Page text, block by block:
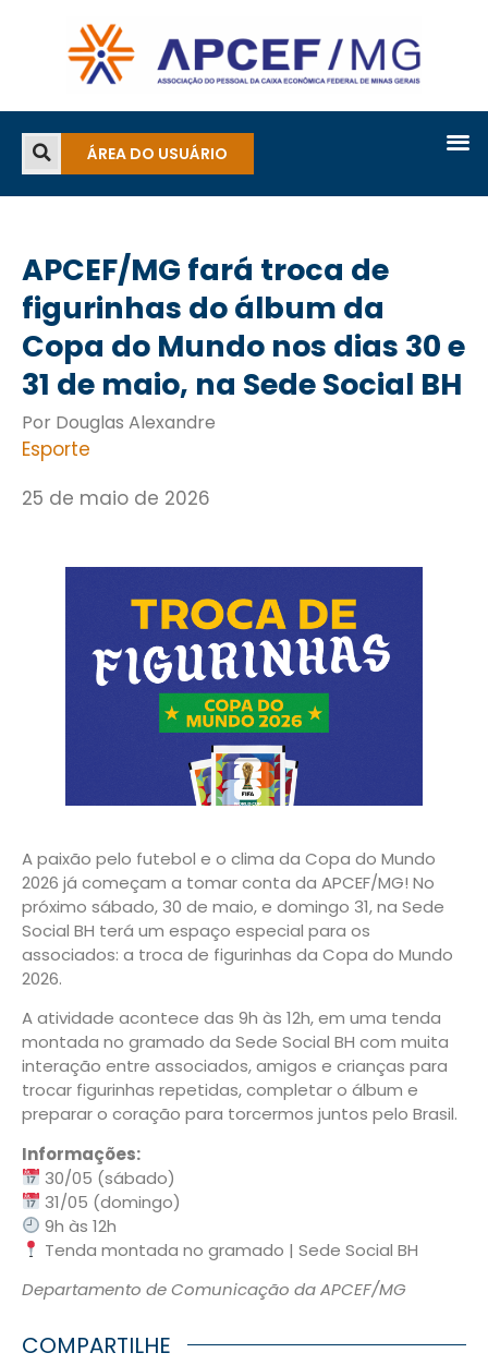
ÁREA DO USUÁRIO
APCEF/MG fará troca de
figurinhas do álbum da
Copa do Mundo nos dias 30 e
31 de maio, na Sede Social BH
Por Douglas Alexandre
Esporte
25 de maio de 2026
A paixão pelo futebol e o clima da Copa do Mundo
2026 já começam a tomar conta da APCEF/MG! No
próximo sábado, 30 de maio, e domingo 31, na Sede
Social BH terá um espaço especial para os
associados: a troca de figurinhas da Copa do Mundo
2026.
A atividade acontece das 9h às 12h, em uma tenda
montada no gramado da Sede Social BH com muita
interação entre associados, amigos e crianças para
trocar figurinhas repetidas, completar o álbum e
preparar o coração para torcermos juntos pelo Brasil.
Informações:
30/05 (sábado)
31/05 (domingo)
9h às 12h
Tenda montada no gramado | Sede Social BH
Departamento de Comunicação da APCEF/MG
COMPARTILHE